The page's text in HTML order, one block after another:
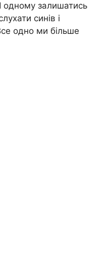
одному залишатись
синів і
одно ми більше